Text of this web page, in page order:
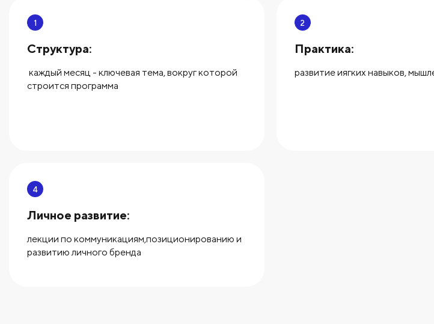
1
Структура:
каждый месяц - ключевая тема, вокруг которой
строится программа
2
Практика:
развитие иягких навыков,
4
Личное развитие:
лекции по коммуникациям,позиционированию и
развитию личного бренда